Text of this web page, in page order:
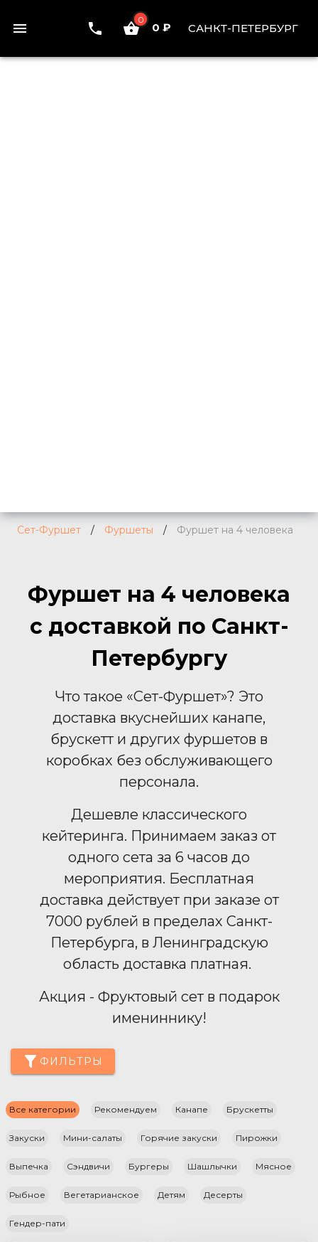
0
0 ₽ САНКТ-ПЕТЕРБУРГ
Сет-Фуршет / Фуршеты / Фуршет на 4 человека
Фуршет на 4 человека
с доставкой по Санкт-
Петербургу
Что такое «Сет-Фуршет»? Это
доставка вкуснейших канапе,
брускетт и других фуршетов в
коробках без обслуживающего
персонала.
Дешевле классического
кейтеринга. Принимаем заказ от
одного сета за 6 часов до
мероприятия. Бесплатная
доставка действует при заказе от
7000 рублей в пределах Санкт-
Петербурга, в Ленинградскую
область доставка платная.
Акция - Фруктовый сет в подарок
имениннику!
ФИЛЬТРЫ
Все категории Рекомендуем Канапе Брускетты
Закуски Мини-салаты Горячие закуски Пирожки
Выпечка Сэндвичи Бургеры Шашлычки Мясное
Рыбное Вегетарианское Детям Десерты
Гендер-пати